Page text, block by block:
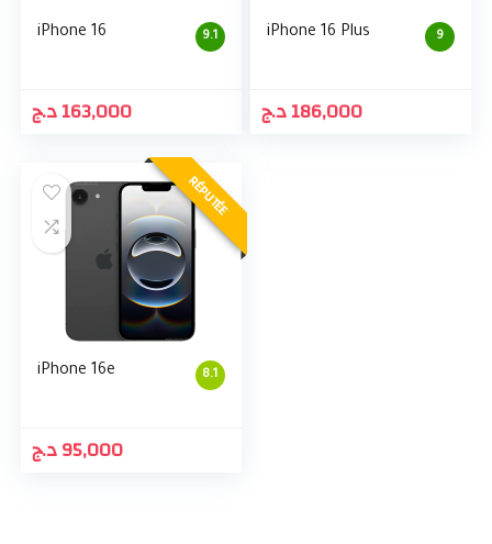
9.1
iPhone 16
163,000د.ج
9
iPhone 16 Plus
186,000د.ج
RÉPUTÉE
8.1
iPhone 16e
95,000د.ج